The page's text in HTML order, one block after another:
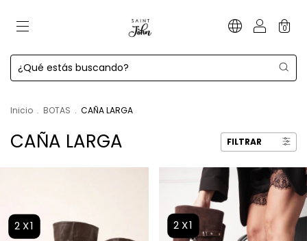
0
Inicio . BOTAS . CAÑA LARGA
CAÑA LARGA FILTRAR
2X1 2X1